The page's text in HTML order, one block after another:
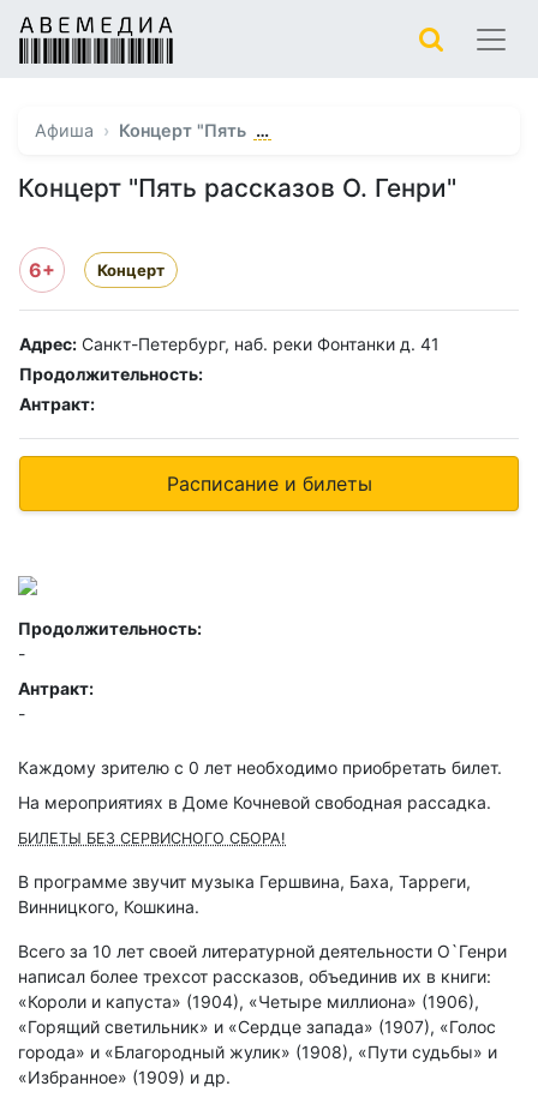
Афиша Концерт "Пять …
Концерт "Пять рассказов О. Генри"
6+ Концерт
Адрес: Санкт-Петербург, наб. реки Фонтанки д. 41
Продолжительность:
Антракт:
Расписание и билеты
Продолжительность:
-
Антракт:
-
Каждому зрителю c 0 лет необходимо приобретать билет.
На мероприятиях в Доме Кочневой свободная рассадка.
БИЛЕТЫ БЕЗ СЕРВИСНОГО СБОРА!
В программе звучит музыка Гершвина, Баха, Тарреги,
Винницкого, Кошкина.
Всего за 10 лет своей литературной деятельности О`Генри
написал более трехсот рассказов, объединив их в книги:
«Короли и капуста» (1904), «Четыре миллиона» (1906),
«Горящий светильник» и «Сердце запада» (1907), «Голос
города» и «Благородный жулик» (1908), «Пути судьбы» и
«Избранное» (1909) и др.